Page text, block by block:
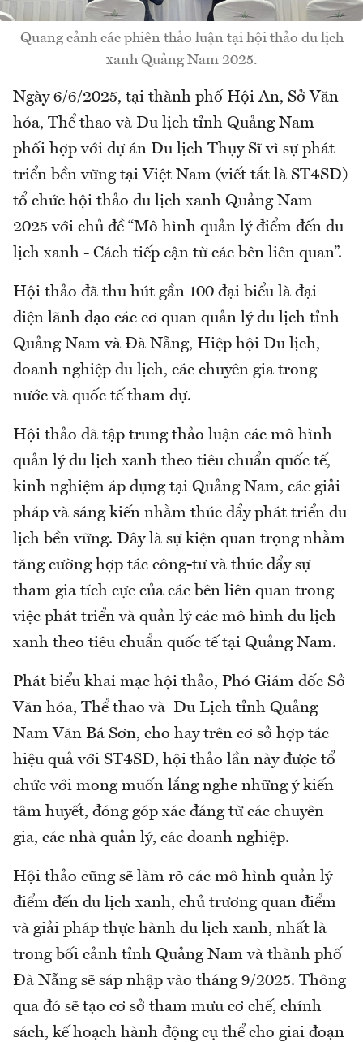
Quang cảnh các phiên thảo luận tại hội thảo du lịch
xanh Quảng Nam 2025.
Ngày 6/6/2025, tại thành phố Hội An, Sở Văn
hóa, Thể thao và Du lịch tỉnh Quảng Nam
phối hợp với dự án Du lịch Thụy Sĩ vì sự phát
triển bền vững tại Việt Nam (viết tắt là ST4SD)
tổ chức hội thảo du lịch xanh Quảng Nam
2025 với chủ đề “Mô hình quản lý điểm đến du
lịch xanh - Cách tiếp cận từ các bên liên quan”.
Hội thảo đã thu hút gần 100 đại biểu là đại
diện lãnh đạo các cơ quan quản lý du lịch tỉnh
Quảng Nam và Đà Nẵng, Hiệp hội Du lịch,
doanh nghiệp du lịch, các chuyên gia trong
nước và quốc tế tham dự.
Hội thảo đã tập trung thảo luận các mô hình
quản lý du lịch xanh theo tiêu chuẩn quốc tế,
kinh nghiệm áp dụng tại Quảng Nam, các giải
pháp và sáng kiến nhằm thúc đẩy phát triển du
lịch bền vững. Đây là sự kiện quan trọng nhằm
tăng cường hợp tác công-tư và thúc đẩy sự
tham gia tích cực của các bên liên quan trong
việc phát triển và quản lý các mô hình du lịch
xanh theo tiêu chuẩn quốc tế tại Quảng Nam.
Phát biểu khai mạc hội thảo, Phó Giám đốc Sở
Văn hóa, Thể thao và Du Lịch tỉnh Quảng
Nam Văn Bá Sơn, cho hay trên cơ sở hợp tác
hiệu quả với ST4SD, hội thảo lần này được tổ
chức với mong muốn lắng nghe những ý kiến
tâm huyết, đóng góp xác đáng từ các chuyên
gia, các nhà quản lý, các doanh nghiệp.
Hội thảo cũng sẽ làm rõ các mô hình quản lý
điểm đến du lịch xanh, chủ trương quan điểm
và giải pháp thực hành du lịch xanh, nhất là
trong bối cảnh tỉnh Quảng Nam và thành phố
Đà Nẵng sẽ sáp nhập vào tháng 9/2025. Thông
qua đó sẽ tạo cơ sở tham mưu cơ chế, chính
sách, kế hoạch hành động cụ thể cho giai đoạn